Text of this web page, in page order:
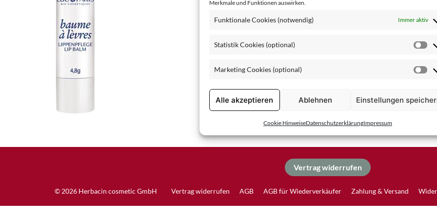
Merkmale und Funktionen auswirken.
Funktionale Cookies (notwendig) Immer aktiv
Statistik Cookies (optional)
Marketing Cookies (optional)
Alle akzeptieren Ablehnen Einstellungen
Cookie HinweiseDatenschutzerklärungImpressum
Seren & Konzentrate
Sondergrößen/ Reisegrößen
Vertrag widerrufen
Vertrag widerrufen AGB AGB für Wiederverkäufer Zahlung & Versand
© 2026 Herbacin cosmetic GmbH